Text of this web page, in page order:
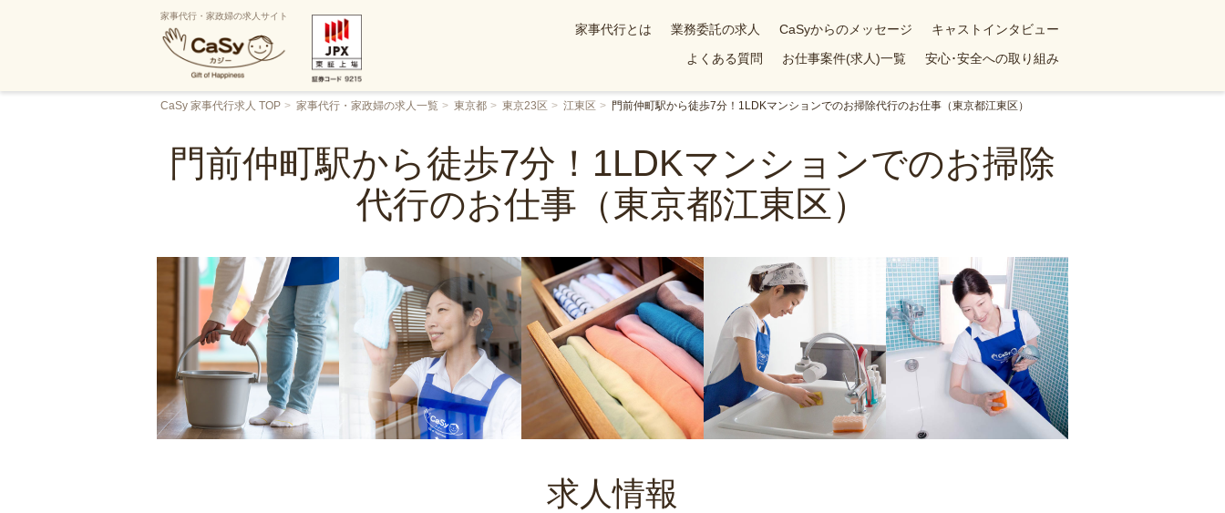
家事代行・家政婦の求人サイト
家事代行とは 業務委託の求人 CaSyからのメッセージ
キャストインタビュー
よくある質問
お仕事案件(求人)一覧 安心･安全への取り組み
CaSy 家事代行求人 TOP 家事代行・家政婦の求人一覧 東京都 東京23区 江東区 門前仲町駅から徒歩7分！1LDKマンションでのお掃除代行のお仕事（東京都江東区）
門前仲町駅から徒歩7分！1LDKマンションでのお掃除
代行のお仕事（東京都江東区）
求人情報